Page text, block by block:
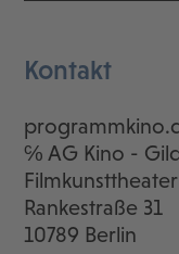
Kontakt
℅ AG Kino -
Rankestraße 31
10789 Berlin